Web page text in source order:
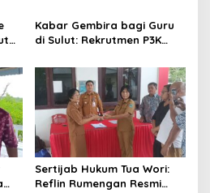
sebagai Perekat Persatuan
Bangsa
Kabar Gembira bagi Guru
di Sulut: Rekrutmen P3K
Jalur CPNS
Sertijab Hukum Tua Wori:
Reflin Rumengan Resmi